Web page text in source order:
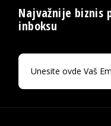
Najvažnije biznis
inboksu